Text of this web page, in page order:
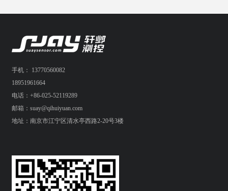
手机： 13770560082
18951961664
电话：+86-025-52119289
邮箱：suay@qihuiyuan.com
地址：南京市江宁区清水亭西路2-20号3楼